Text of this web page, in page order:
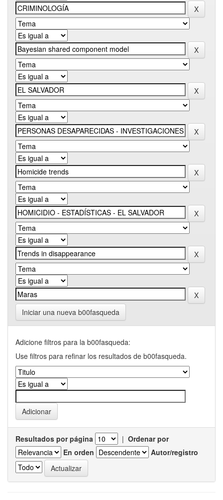
Iniciar una nueva b00fasqueda
Adicione filtros para la b00fasqueda:
Use filtros para refinar los resultados de b00fasqueda.
Resultados por página | Ordenar por
En orden
Autor/registro